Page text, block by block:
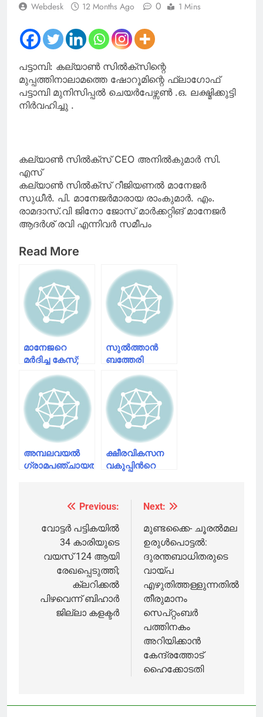
Webdesk 12 Months Ago 0 1 Mins
പട്ടാമ്പി: കല്യാൺ സിൽക്‌സിന്റെ
മുപ്പത്തിനാലാമത്തെ ഷോറൂമിന്റെ ഫ്ലാഗോഫ്
പട്ടാമ്പി മുനിസിപ്പൽ ചെയർപേഴ്സൺ .ഒ. ലക്ഷ്മിക്കുട്ടി
നിർവഹിച്ചു .
കല്യാൺ സിൽക്‌സ് CEO അനിൽകുമാർ സി.
എസ്
കല്യാൺ സിൽക്‌സ് റീജിയണൽ മാനേജർ
സുധീർ. പി. മാനേജർമാരായ രാംകുമാർ. എം.
രാമദാസ്.വി ജിനോ ജോസ് മാർക്കറ്റിങ് മാനേജർ
ആദർശ് രവി എന്നിവർ സമീപം
Read More
മാനേജറെ
മർദിച്ച കേസ്;
ഉണ്ണിമുകുന്ദനെ
ചോദ്യം
ചെയ്തു
സുൽത്താൻ
ബത്തേരി
മുനിസിപ്പാലിറ്റിയിലെ
മൈനസ് ടു
മുതൽ പ്ലസ് ടു
വരെയുള്ള
അദ്ധ്യാപകർക്ക്
ഓൺലൈൻ നവ
മാധ്യമങ്ങളെ
പരിചയപ്പെടുത്തുന്ന
മൂന്ന് ദിവസത്തെ
ആരംഭിച്ചു
അമ്പലവയൽ
ഗ്രാമപഞ്ചായത്തിന്റെ
വികസന രേഖ
ചെയ്തു
ക്ഷീരവികസന
വകുപ്പിൻറെ
വൈക്കോൽ
ഉദ്ഘാടനം
ചെയ്തു
navigation
Previous:
വോട്ടർ പട്ടികയിൽ
34 കാരിയുടെ
വയസ് 124 ആയി
രേഖപ്പെടുത്തി;
ക്ലറിക്കൽ
പിഴവെന്ന് ബിഹാർ
ജില്ലാ കളക്ടർ
Next:
മുണ്ടക്കൈ- ചൂരല്‍മല
ഉരുള്‍പൊട്ടല്‍:
ദുരന്തബാധിതരുടെ
വായ്പ
എഴുതിത്തള്ളുന്നതില്‍
തീരുമാനം
സെപ്റ്റംബര്‍
പത്തിനകം
അറിയിക്കാന്‍
കേന്ദ്രത്തോട്
ഹൈക്കോടതി